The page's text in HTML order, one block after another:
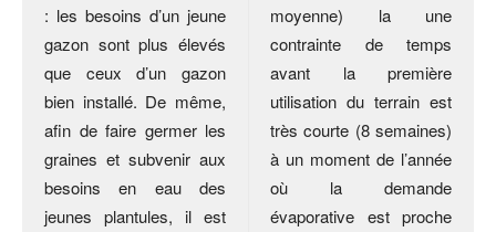
: les besoins d’un jeune
gazon sont plus élevés
que ceux d’un gazon
bien installé. De même,
afin de faire germer les
graines et subvenir aux
besoins en eau des
jeunes plantules, il est
moyenne) la une
contrainte de temps
avant la première
utilisation du terrain est
très courte (8 semaines)
à un moment de l’année
où la demande
évaporative est proche